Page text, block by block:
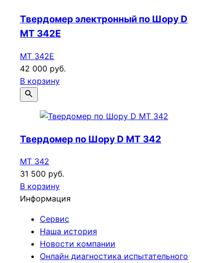
Твердомер электронный по Шору D
МТ 342E
МТ 342E
42 000 руб.
В корзину
Твердомер по Шору D МТ 342
МТ 342
31 500 руб.
В корзину
Информация
Сервис
Наша история
Новости компании
Онлайн диагностика испытательного